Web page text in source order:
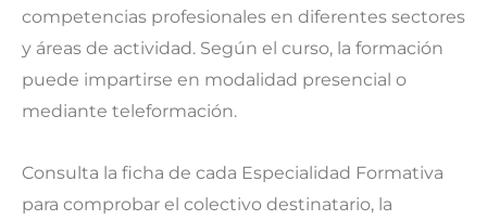
competencias profesionales en diferentes sectores
y áreas de actividad. Según el curso, la formación
puede impartirse en modalidad presencial o
mediante teleformación.
Consulta la ficha de cada Especialidad Formativa
para comprobar el colectivo destinatario, la